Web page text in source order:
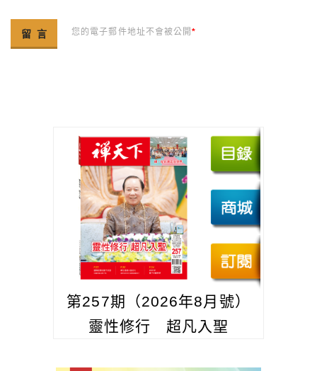
您的電子郵件地址不會被公開*
第257期（2026年8月號）
靈性修行 超凡入聖